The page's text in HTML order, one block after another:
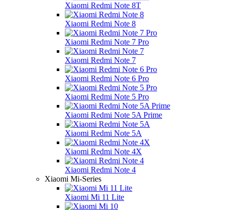
Xiaomi Redmi Note 8T
Xiaomi Redmi Note 8
Xiaomi Redmi Note 7 Pro
Xiaomi Redmi Note 7
Xiaomi Redmi Note 6 Pro
Xiaomi Redmi Note 5 Pro
Xiaomi Redmi Note 5A Prime
Xiaomi Redmi Note 5A
Xiaomi Redmi Note 4X
Xiaomi Redmi Note 4
Xiaomi Mi-Series
Xiaomi Mi 11 Lite